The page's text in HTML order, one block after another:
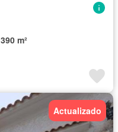
390 m²
Actualizado